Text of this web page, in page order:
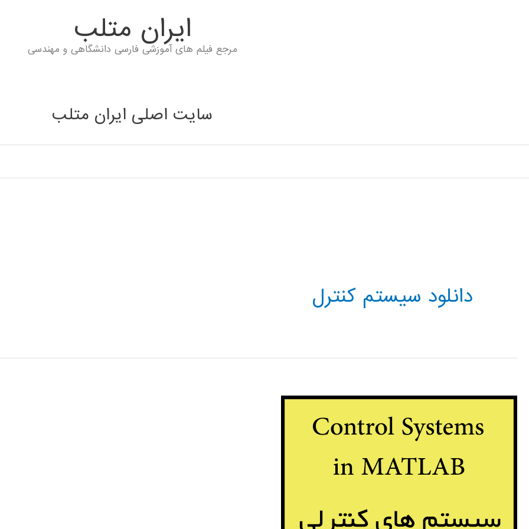
ايران متلب
مرجع فیلم های آموزشی فارسی دانشگاهی و مهندسی
سایت اصلی ایران متلب
دانلود سیستم کنترل